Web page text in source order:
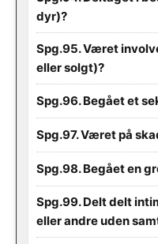
dyr)?
Spg.95. Været
eller solgt)?
Spg.96. Begået et
Spg.97. Været på
Spg.98. Begået en
Spg.99. Delt delt
eller andre uden